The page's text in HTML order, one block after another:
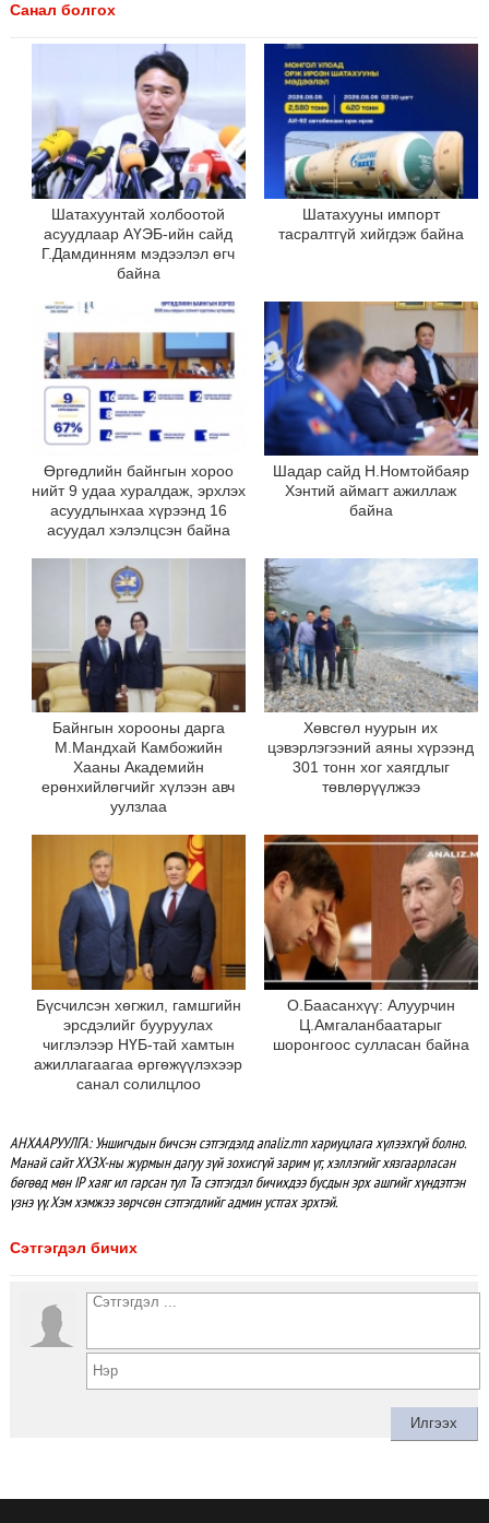
Санал болгох
Шатахуунтай холбоотой
асуудлаар АҮЭБ-ийн сайд
Г.Дамдинням мэдээлэл өгч
байна
Шатахууны импорт
тасралтгүй хийгдэж байна
Өргөдлийн байнгын хороо
нийт 9 удаа хуралдаж, эрхлэх
асуудлынхаа хүрээнд 16
асуудал хэлэлцсэн байна
Шадар сайд Н.Номтойбаяр
Хэнтий аймагт ажиллаж
байна
Байнгын хорооны дарга
М.Мандхай Камбожийн
Хааны Академийн
ерөнхийлөгчийг хүлээн авч
уулзлаа
Хөвсгөл нуурын их
цэвэрлэгээний аяны хүрээнд
301 тонн хог хаягдлыг
төвлөрүүлжээ
Бүсчилсэн хөгжил, гамшгийн
эрсдэлийг бууруулах
чиглэлээр НҮБ-тай хамтын
ажиллагаагаа өргөжүүлэхээр
санал солилцлоо
О.Баасанхүү: Алуурчин
Ц.Амгаланбаатарыг
шоронгоос сулласан байна
АНХААРУУЛГА: Уншигчдын бичсэн сэтгэгдэлд analiz.mn хариуцлага хүлээхгүй болно.
Манай сайт ХХЗХ-ны журмын дагуу зүй зохисгүй зарим үг, хэллэгийг хязгаарласан
бөгөөд мөн IP хаяг ил гарсан тул Та сэтгэгдэл бичихдээ бусдын эрх ашгийг хүндэтгэн
үзнэ үү. Хэм хэмжээ зөрчсөн сэтгэгдлийг админ устгах эрхтэй.
Сэтгэгдэл бичих